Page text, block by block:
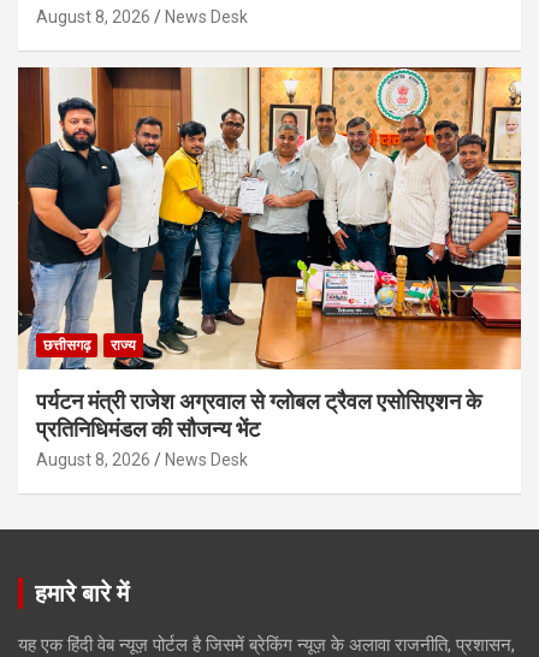
August 8, 2026 News Desk
छत्तीसगढ़ राज्य
पर्यटन मंत्री राजेश अग्रवाल से ग्लोबल ट्रैवल एसोसिएशन के
प्रतिनिधिमंडल की सौजन्य भेंट
August 8, 2026 News Desk
हमारे बारे में
यह एक हिंदी वेब न्यूज़ पोर्टल है जिसमें ब्रेकिंग न्यूज़ के अलावा राजनीति, प्रशासन,